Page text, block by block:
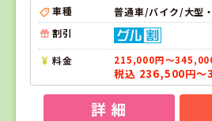
車種
普通車/バイク/大型
割引
料金 215,000円～
税込 236,500円～
詳 細